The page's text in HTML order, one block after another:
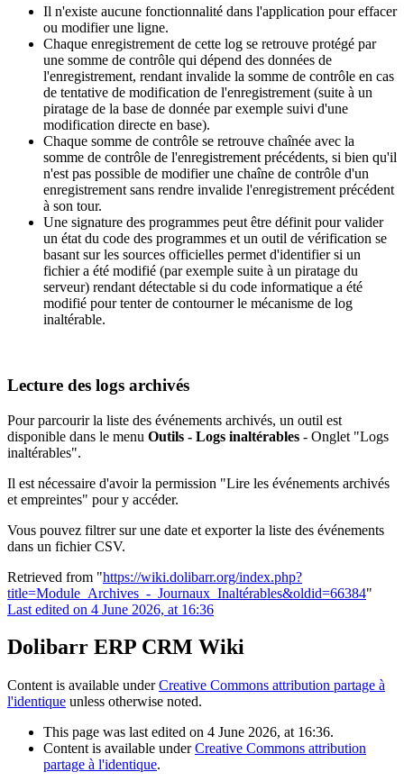
Il n'existe aucune fonctionnalité dans l'application pour effacer
ou modifier une ligne.
Chaque enregistrement de cette log se retrouve protégé par
une somme de contrôle qui dépend des données de
l'enregistrement, rendant invalide la somme de contrôle en cas
de tentative de modification de l'enregistrement (suite à un
piratage de la base de donnée par exemple suivi d'une
modification directe en base).
Chaque somme de contrôle se retrouve chaînée avec la
somme de contrôle de l'enregistrement précédents, si bien qu'il
n'est pas possible de modifier une chaîne de contrôle d'un
enregistrement sans rendre invalide l'enregistrement précédent
à son tour.
Une signature des programmes peut être définit pour valider
un état du code des programmes et un outil de vérification se
basant sur les sources officielles permet d'identifier si un
fichier a été modifié (par exemple suite à un piratage du
serveur) rendant détectable si du code informatique a été
modifié pour tenter de contourner le mécanisme de log
inaltérable.
Lecture des logs archivés
Pour parcourir la liste des événements archivés, un outil est
disponible dans le menu Outils - Logs inaltérables - Onglet "Logs
inaltérables".
Il est nécessaire d'avoir la permission "Lire les événements archivés
et empreintes" pour y accéder.
Vous pouvez filtrer sur une date et exporter la liste des événements
dans un fichier CSV.
Retrieved from "https://wiki.dolibarr.org/index.php?
title=Module_Archives_-_Journaux_Inaltérables&oldid=66384"
Last edited on 4 June 2026, at 16:36
Dolibarr ERP CRM Wiki
Content is available underCreative Commons attribution partage à
l'identique unless otherwise noted.
This page was last edited on 4 June 2026, at 16:36.
Content is available underCreative Commons attribution
partage à l'identique.